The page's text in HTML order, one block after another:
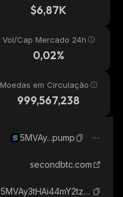
$6,87K
Vol/Cap Mercado 24h
0,02%
Moedas em Circulação
999,567,238
5MVAy...pump
secondbtc.com
5MVAy3tHAi44mY2tz4ghqs9T6XRZhDwTMjhdNtjtpump_solana